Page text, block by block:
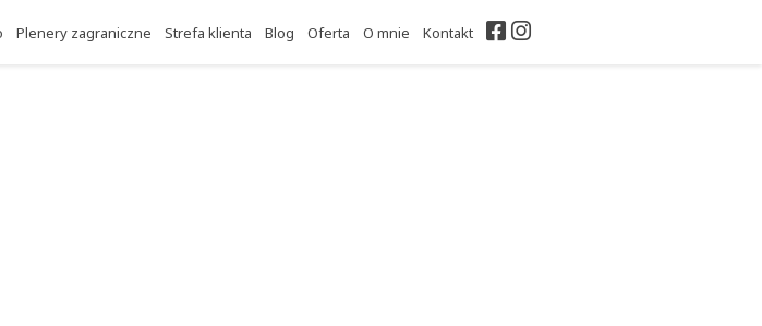
Plenery zagraniczne Strefa klienta Blog Oferta O mnie Kontakt Facebook
Instagram